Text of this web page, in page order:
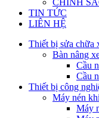
CHÍNH
TIN TỨC
LIÊN HỆ
Thiết bị sửa chữa
Bàn nâng
Cầu
Cầu
Thiết bị công
Máy nén
Máy